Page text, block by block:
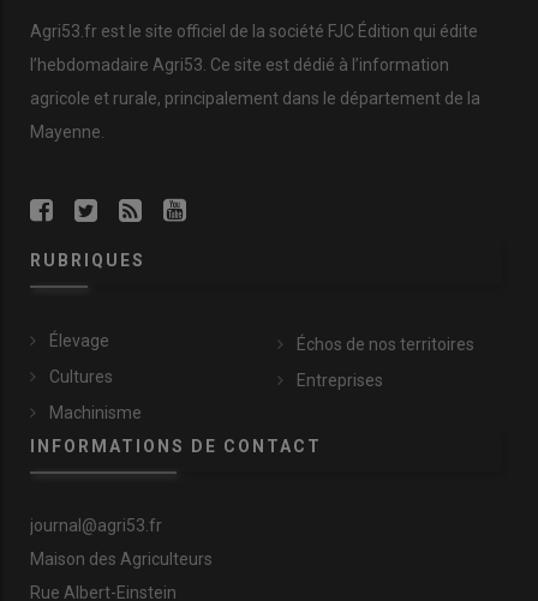
Agri53.fr est le site officiel de la société FJC Édition qui édite
l’hebdomadaire Agri53. Ce site est dédié à l’information
agricole et rurale, principalement dans le département de la
Mayenne.
RUBRIQUES
Élevage
Cultures
Machinisme
Échos de nos territoires
Entreprises
INFORMATIONS DE CONTACT
journal@agri53.fr
Maison des Agriculteurs
Rue Albert-Einstein